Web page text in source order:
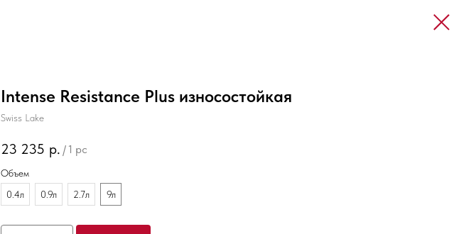
Intense Resistance Plus износостойкая
Swiss Lake
23 235 р. / 1 pc
Объем
0.4л
0.9л 2.7л 9л